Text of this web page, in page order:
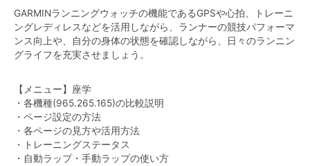
GARMINランニングウォッチの機能であるGPSや心拍、トレーニ
ングレディレスなどを活用しながら、ランナーの競技パフォーマ
ンス向上や、自分の身体の状態を確認しながら、日々のランニン
グライフを充実させましょう。
【メニュー】座学
・各機種(965.265.165)の比較説明
・ページ設定の方法
・各ページの見方や活用方法
・トレーニングステータス
・自動ラップ・手動ラップの使い方